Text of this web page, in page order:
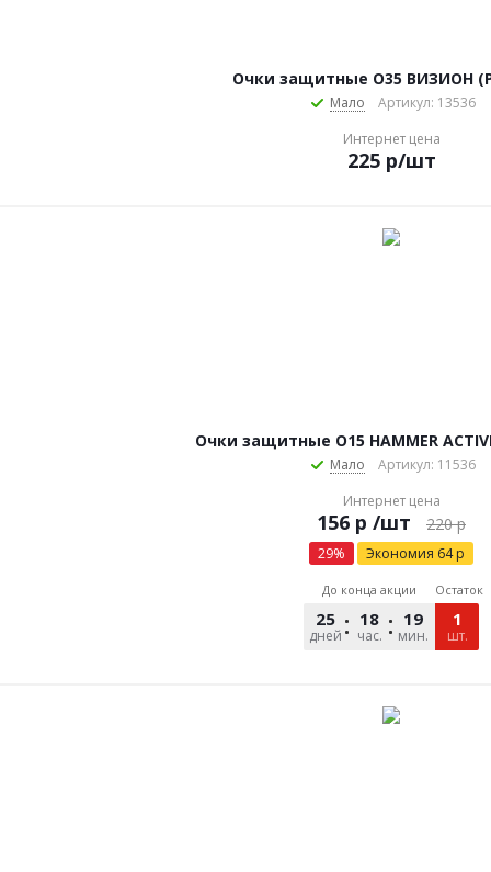
Очки защитные О35 ВИЗИОН
Мало
Артикул: 13536
Интернет цена
225р/шт
Очки защитные О15 HAMMER
Мало
Артикул: 11536
Интернет цена
р /шт 220р
29% Экономия 64р
До конца акции
25
дней
18
час.
19
мин.
33
сек.
Остаток
1
шт.